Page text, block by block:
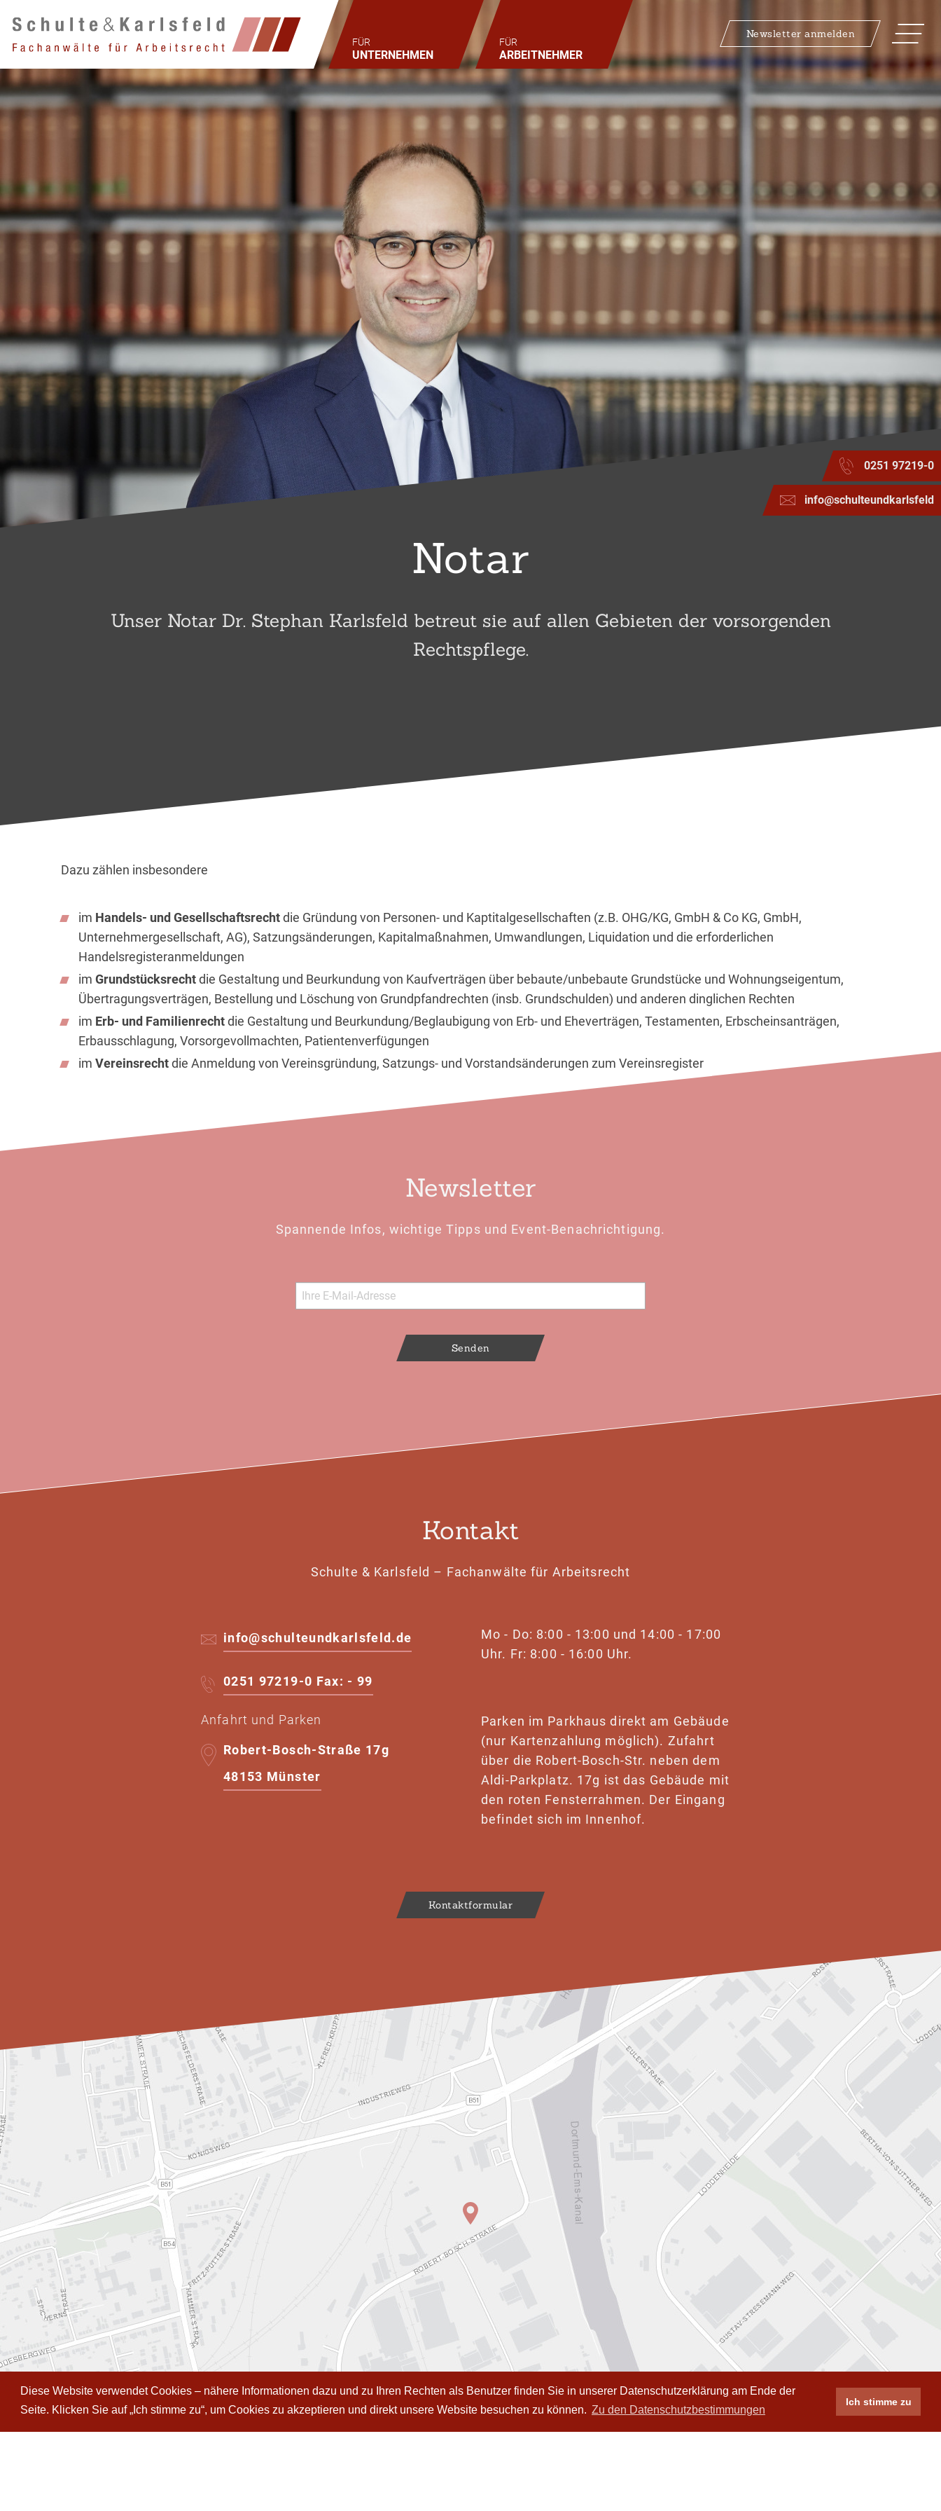
Diese Website verwendet Cookies – nähere Informationen dazu und zu Ihren Rechten als Benutzer finden Sie in unserer Datenschutzerklärung am Ende der
Seite. Klicken Sie auf „Ich stimme zu“, um Cookies zu akzeptieren und direkt unsere Website besuchen zu können. Zu den Datenschutzbestimmungen
Ich stimme zu
FÜR
UNTERNEHMEN
FÜR
ARBEITNEHMER
Newsletter anmelden
0251 97219-0
info@schulteundkarlsfeld
Notar
Unser Notar Dr. Stephan Karlsfeld betreut sie auf allen Gebieten der vorsorgenden
Rechtspflege.
Dazu zählen insbesondere
im Handels- und Gesellschaftsrechtdie Gründung von Personen- und Kaptitalgesellschaften (z.B. OHG/KG, GmbH & Co KG, GmbH,
Unternehmergesellschaft, AG), Satzungsänderungen, Kapitalmaßnahmen, Umwandlungen, Liquidation und die erforderlichen
Handelsregisteranmeldungen
im Grundstücksrechtdie Gestaltung und Beurkundung von Kaufverträgen über bebaute/unbebaute Grundstücke und Wohnungseigentum,
Übertragungsverträgen, Bestellung und Löschung von Grundpfandrechten (insb. Grundschulden) und anderen dinglichen Rechten
im Erb- und Familienrechtdie Gestaltung und Beurkundung/Beglaubigung von Erb- und Eheverträgen, Testamenten, Erbscheinsanträgen,
Erbausschlagung, Vorsorgevollmachten, Patientenverfügungen
im Vereinsrechtdie Anmeldung von Vereinsgründung, Satzungs- und Vorstandsänderungen zum Vereinsregister
Newsletter
Spannende Infos, wichtige Tipps und Event-Benachrichtigung.
Senden
Kontakt
Schulte & Karlsfeld – Fachanwälte für Arbeitsrecht
info@schulteundkarlsfeld.de
0251 97219-0 Fax: - 99
Mo - Do: 8:00 - 13:00 und 14:00 - 17:00
Uhr. Fr: 8:00 - 16:00 Uhr.
Anfahrt und Parken
Robert-Bosch-Straße 17g
48153 Münster
Parken im Parkhaus direkt am Gebäude
(nur Kartenzahlung möglich). Zufahrt
über die Robert-Bosch-Str. neben dem
Aldi-Parkplatz. 17g ist das Gebäude mit
den roten Fensterrahmen. Der Eingang
befindet sich im Innenhof.
Kontaktformular